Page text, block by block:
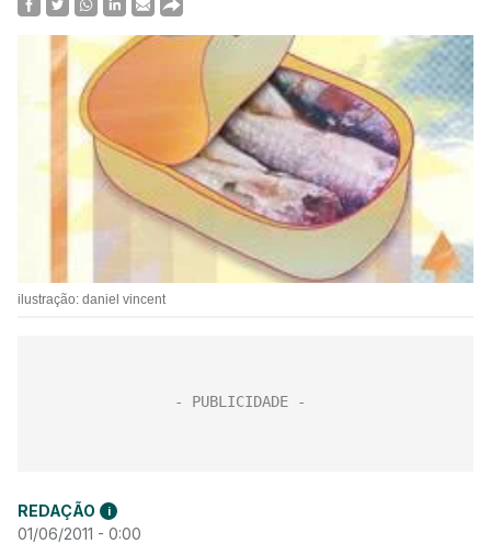
ilustração: daniel vincent
REDAÇÃO i
01/06/2011 - 0:00